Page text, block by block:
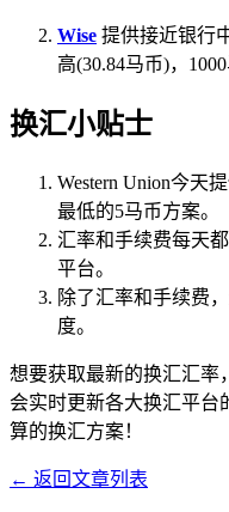
Wise 提供接近银行
高(30.84马币)，
换汇小贴士
Western Union今天
最低的5马币方案。
汇率和手续费每天
平台。
除了汇率和手续费
度。
想要获取最新的换汇汇率
会实时更新各大换汇平台
算的换汇方案！
← 返回文章列表